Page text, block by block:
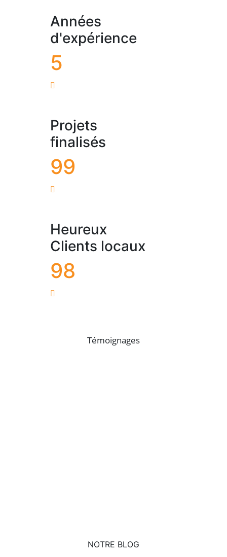
Années
d'expérience
5
Projets
finalisés
99
Heureux
Clients locaux
98
Témoignages
NOTRE BLOG